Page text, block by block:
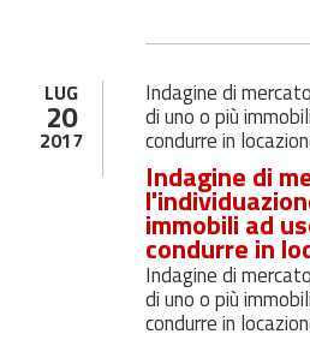
LUG
20
2017
Indagine di
di uno o più
condurre in
Indagine di
immobili ad
condurre in
Indagine di
di uno o più
condurre in